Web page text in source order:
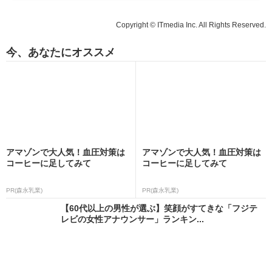
Copyright © ITmedia Inc. All Rights Reserved.
今、あなたにオススメ
アマゾンで大人気！血圧対策は
コーヒーに足してみて
PR(森永乳業)
アマゾンで大人気！血圧対策は
コーヒーに足してみて
PR(森永乳業)
【60代以上の男性が選ぶ】笑顔がすてきな「フジテ
レビの女性アナウンサー」ランキン...